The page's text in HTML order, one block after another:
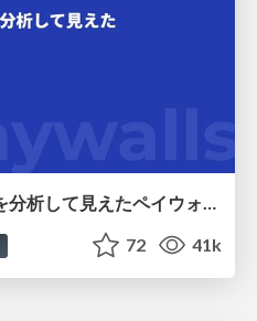
世界の人気アプリ100個を分析して見えたペイウォール設計の心得
72 41k